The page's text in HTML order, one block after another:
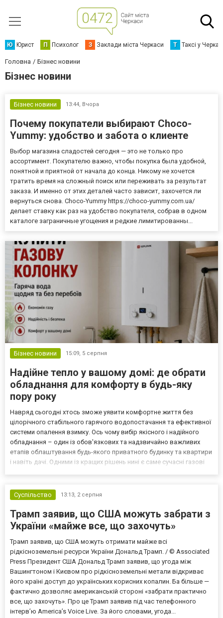
Ю Юрист П Психолог З Заклади міста Черкаси Т Таксі у
Головна Бізнес новини
Бізнес новини
Бізнес новини 13:44, Вчора
Почему покупатели выбирают Choco-
Yummy: удобство и забота о клиенте
Выбор магазина сладостей сегодня — это не только про
ассортимент. Покупателю важно, чтобы покупка была удобной,
понятной и приятной от начала до конца. Никому не хочется
тратить время на сложный поиск или переживать за результат
заказа. И именно от этих деталей часто зависит, захочется ли
вернуться снова. Choco-Yummy https://choco-yummy.com.ua/
делает ставку как раз на удобство покупателя, собрав в одном
каталоге заграничные угощения и редкие лимитированны...
Бізнес новини 15:09, 5 серпня
Надійне тепло у вашому домі: де обрати
обладнання для комфорту в будь-яку
пору року
Навряд сьогодні хтось зможе уявити комфортне життя без
цілорічного стабільного гарячого водопостачання та ефективної
системи опалення взимку. Ось чому вибір якісного і надійного
обладнання – один із обов'язкових та надзвичайно важливих
етапів облаштування будь-якого приватного будинку та квартири
і навіть дачі. Одними із кращих рішень нині є саме сучасні газові
Суспільство
13:13, 2 серпня
Трамп заявив, що США можуть забрати з
України «майже все, що захочуть»
Трамп заявив, що США можуть отримати майже всі
рідкісноземельні ресурси України Дональд Трамп. / © Associated
Press Президент США Дональд Трамп заявив, що угода між
Вашингтоном і Києвом про рідкісноземельні метали відкриває
його країні доступ до українських корисних копалин. Ба більше —
фактично дозволяє американській стороні «забрати практично
все, що захочуть». Про це Трамп заявив під час телефонного
інтерв’ю America’s Voice Live. За його словами, угода...